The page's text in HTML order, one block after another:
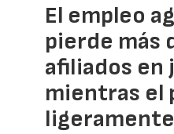
El empleo
pierde más
afiliados en
mientras el
ligeramente